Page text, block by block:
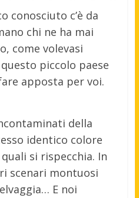
conosciuto c’è da
chi ne ha mai
come volevasi
piccolo paese
apposta per voi.
della
identico colore
si rispecchia. In
scenari montuosi
E noi